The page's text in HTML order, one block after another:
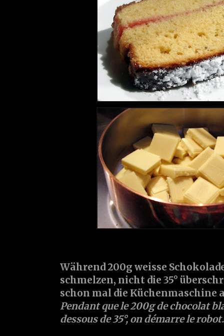
Während 200g weisse
schmelzen, nicht die 35°
schon mal die Küchenmaschine
Pendant que le 200g de chocolat
dessous de 35°, on démarre le